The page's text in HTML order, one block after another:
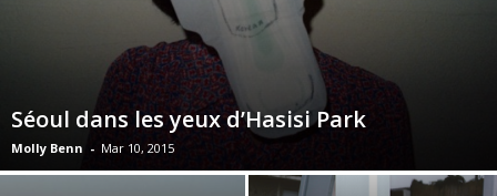
Séoul dans les yeux d’Hasisi Park
Molly Benn - Mar 10, 2015